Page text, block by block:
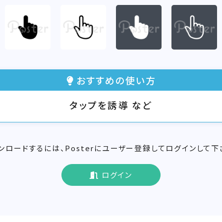
おすすめの使い方
タップを誘導 など
ロードするには、Posterにユーザー登録してログインして下
ログイン